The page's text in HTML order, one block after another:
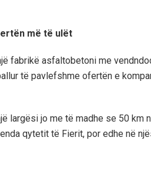
më të ulët
fabrikë asfaltobetoni me
të pavlefshme ofertën e
largësi jo me të madhe se 50 km
qytetit të Fierit, por edhe në